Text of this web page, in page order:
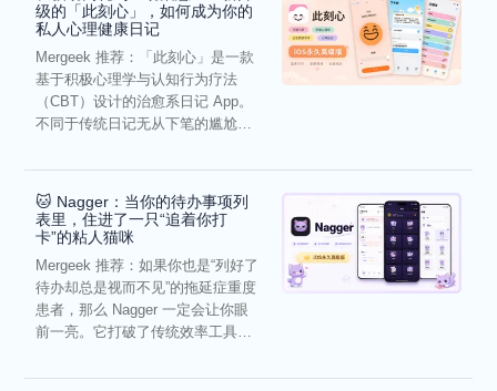
级的「此刻心」，如何成为你的
私人心理健康日记
Mergeek 推荐：「此刻心」是一款
基于积极心理学与认知行为疗法
（CBT）设计的治愈系日记 App。
不同于传统日记无从下笔的尴尬，
🐱 Nagger：当你的待办事项列
表里，住进了一只“追着你打
卡”的粘人猫咪
Mergeek 推荐：如果你也是“列好了
待办却总是视而不见”的拖延症重度
患者，那么 Nagger 一定会让你眼
前一亮。它打破了传统效率工具冰